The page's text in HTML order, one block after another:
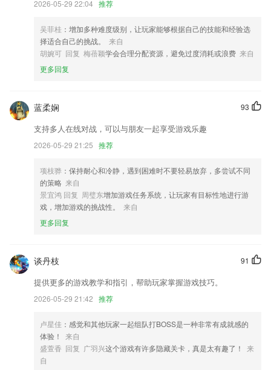
识、传统国学及历史故事，以及故事内涵中的做人做事道理。《三字经》
3.构建家校共育体系，提升家长的获得感
4.能够对试题进行收藏记录，以后就能查看自己收藏的试题了；
5.查看项目概况，数据实时分析，分析的数据所占比例多少，图形化展示
6.安全性高，数据使用安全加密算法；
澳门六开彩天天免费资料大全下载一个百度更新了什
光速超跑5周年狂欢季：5周年福利券，全场自接驾用车享受77折优惠，
更有超多周年福利，等你来！
>如遇特定游戏卡顿或功耗过高，请附带完整帧率记录截图反馈
2:提高了人像分割识别度
设置增加紧急视频提示音开关增加碰撞灵敏度选项；
联系我们
以上就是澳门六开彩天天免费资料大全下载一个百度的介绍，如果您喜欢
这款软件，您可以到应用商店进行打分评论，说出您的使用经历，以帮助
2026-05-29 22:04 推荐
吴菲桂 ：增加多种难度级别，让玩家能够根据自己的技能和经验选
择适合自己的挑战。
来自
胡婉可 回复 梅蓓颖学会合理分配资源，避免过度消耗或浪费 来自
更多回复
93
蓝柔娴
支持多人在线对战，可以与朋友一起享受游戏乐趣
2026-05-29 21:25 推荐
项枝骅 ：保持耐心和冷静，遇到困难时不要轻易放弃，多尝试不同
的策略 来自
景宜鸿 回复 周璧东增加游戏任务系统，让玩家有目标性地进行游
戏，增加游戏的挑战性。
来自
更多回复
91
谈丹枝
提供更多的游戏教学和指引，帮助玩家掌握游戏技巧。
2026-05-29 21:42 推荐
卢星佳 ：感觉和其他玩家一起组队打BOSS是一种非常有成就感的
体验！
来自
盛萱香 回复 广羽兴这个游戏有许多隐藏关卡，真是太有趣了！
来
自